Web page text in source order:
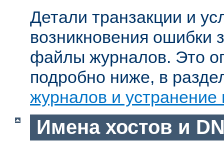
Детали транзакции и
возникновения ошибки
файлы журналов. Это
подробно ниже, в
журналов и устранение
Имена хостов и